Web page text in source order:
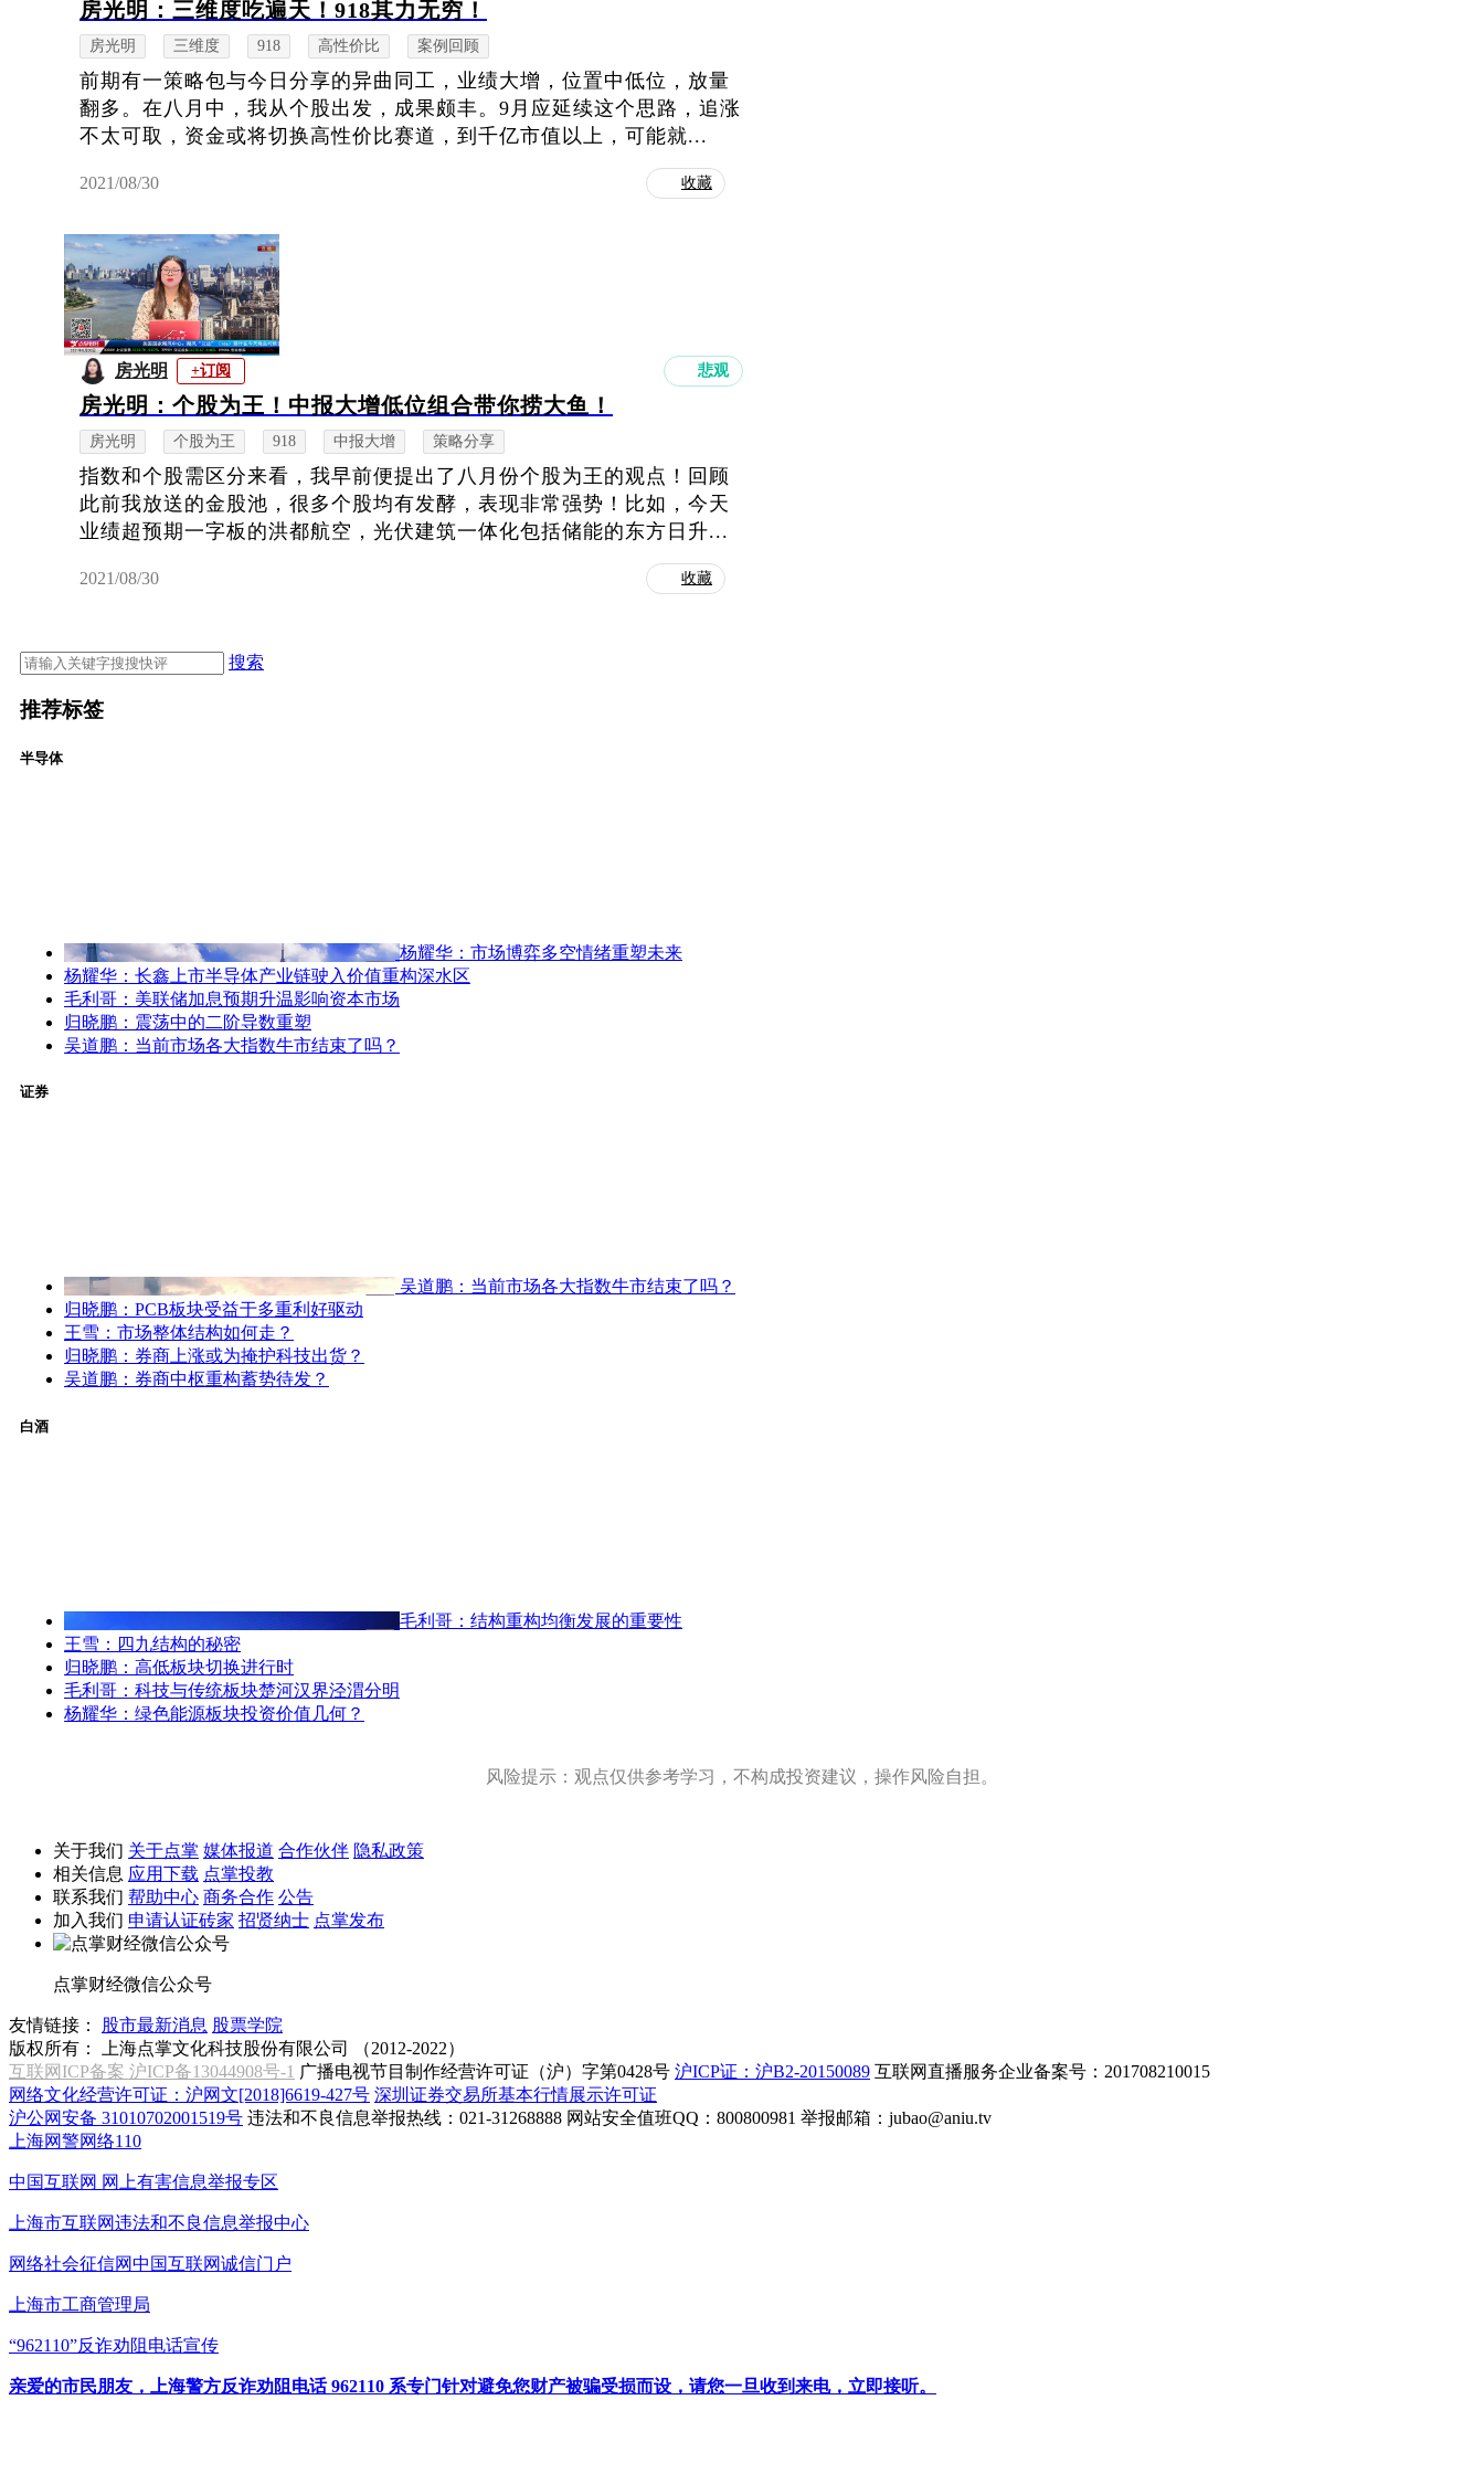
房光明：三维度吃遍天！918其力无穷！
房光明 三维度 918 高性价比 案例回顾
前期有一策略包与今日分享的异曲同工，业绩大增，位置中低位，放量
翻多。在八月中，我从个股出发，成果颇丰。9月应延续这个思路，追涨
不太可取，资金或将切换高性价比赛道，到千亿市值以上，可能就...
2021/08/30 收藏
房光明 +订阅 悲观
房光明：个股为王！中报大增低位组合带你捞大鱼！
房光明 个股为王 918 中报大增 策略分享
指数和个股需区分来看，我早前便提出了八月份个股为王的观点！回顾
此前我放送的金股池，很多个股均有发酵，表现非常强势！比如，今天
业绩超预期一字板的洪都航空，光伏建筑一体化包括储能的东方日升...
2021/08/30 收藏
搜索
推荐标签
半导体
杨耀华：市场博弈多空情绪重塑未来
杨耀华：长鑫上市半导体产业链驶入价值重构深水区
毛利哥：美联储加息预期升温影响资本市场
归晓鹏：震荡中的二阶导数重塑
吴道鹏：当前市场各大指数牛市结束了吗？
证券
吴道鹏：当前市场各大指数牛市结束了吗？
归晓鹏：PCB板块受益于多重利好驱动
王雪：市场整体结构如何走？
归晓鹏：券商上涨或为掩护科技出货？
吴道鹏：券商中枢重构蓄势待发？
白酒
毛利哥：结构重构均衡发展的重要性
王雪：四九结构的秘密
归晓鹏：高低板块切换进行时
毛利哥：科技与传统板块楚河汉界泾渭分明
杨耀华：绿色能源板块投资价值几何？
风险提示：观点仅供参考学习，不构成投资建议，操作风险自担。
关于我们 关于点掌 媒体报道 合作伙伴 隐私政策
相关信息 应用下载 点掌投教
联系我们 帮助中心 商务合作 公告
加入我们 申请认证砖家 招贤纳士 点掌发布
点掌财经微信公众号
友情链接： 股市最新消息 股票学院
版权所有：
上海点掌文化科技股份有限公司 （2012-2022）
互联网ICP备案 沪ICP备13044908号-1 广播电视节目制作经营许可证（沪）字第0428号 沪ICP证：沪B2-20150089 互联网直播服务企业备案号：201708210015
网络文化经营许可证：沪网文[2018]6619-427号 深圳证券交易所基本行情展示许可证
沪公网安备 31010702001519号 违法和不良信息举报热线：021-31268888 网站安全值班QQ：800800981 举报邮箱： jubao@aniu.tv
上海网警网络110
中国互联网 网上有害信息举报专区
上海市互联网违法和不良信息举报中心
网络社会征信网中国互联网诚信门户
上海市工商管理局
“962110”反诈劝阻电话宣传
亲爱的市民朋友，上海警方反诈劝阻电话 962110 系专门针对避免您财产被骗受损而设，请您一旦收到来电，立即接听。